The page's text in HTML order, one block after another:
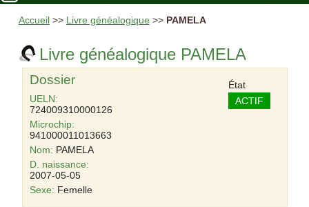
Accueil >> Livre généalogique >> PAMELA
Livre généalogique PAMELA
Dossier
UELN:
724009310000126
Microchip:
941000011013663
Nom: PAMELA
D. naissance:
2007-05-05
Sexe: Femelle
État
ACTIF